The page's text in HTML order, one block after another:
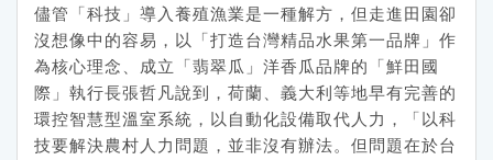
儘管「科技」導入養殖漁業是一種解方，但走進田園卻
沒想像中的容易，以「打造台灣精品水果第一品牌」作
為核心理念、成立「翡翠瓜」洋香瓜品牌的「鮮田國
際」執行長張哲凡說到，荷蘭、義大利等地早有完善的
環控智慧型溫室系統，以自動化設備取代人力，「以科
技要解決農村人力問題，並非沒有辦法。但問題在於台